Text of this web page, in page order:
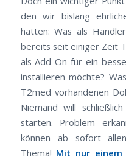
den wir bislang
hatten: Was als
bereits seit einiger Zeit
als Add-On für ein
installieren möchte?
T2med vorhandenen
Niemand will
starten. Problem
können ab sofort
Thema! Mit nur